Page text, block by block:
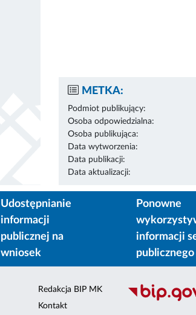
METKA:
Podmiot publikujący:
Osoba odpowiedzialna:
Osoba publikująca:
Data wytworzenia:
Data publikacji:
Data aktualizacji:
Udostępnianie
informacji
publicznej na
wniosek
Ponowne
informacji
publicznego
Redakcja BIP MK
Kontakt